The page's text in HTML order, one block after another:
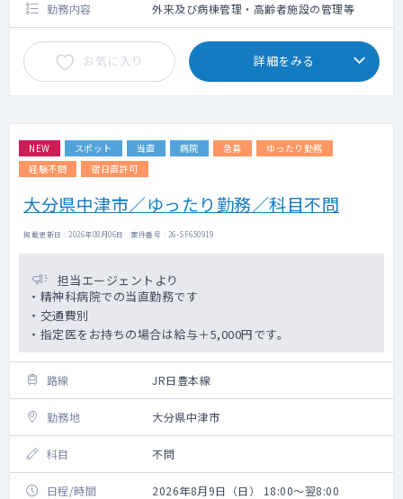
勤務内容 外来及び病棟管理・高齢者施設の管理等
お気に入り 詳細をみる
NEW スポット 当直 病院 急募
ゆったり勤務
経験不問
宿日直許可
大分県中津市／ゆったり勤務／科目不問
掲載更新日 : 2026年08月06日 案件番号 : 26-SF650919
担当エージェントより
・精神科病院での当直勤務です
・交通費別
・指定医をお持ちの場合は給与＋5,000円です。
路線 JR日豊本線
勤務地 大分県中津市
科目 不問
日程/時間 2026年8月9日（日） 18:00～翌8:00